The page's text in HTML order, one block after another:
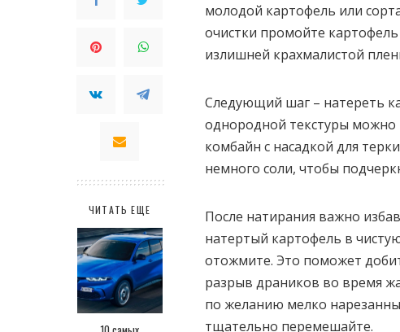
ЧИТАТЬ ЕЩЕ
молодой картофель или
очистки промойте
излишней крахмалистой
Следующий шаг – натереть
однородной текстуры можно
комбайн с насадкой для
немного соли, чтобы
После натирания важно
натертый картофель в
отожмите. Это поможет
разрыв драников во время
по желанию мелко
тщательно перемешайте.